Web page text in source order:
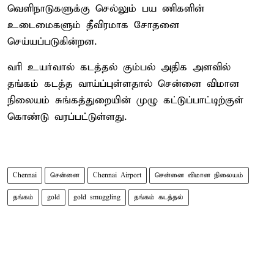
வெளிநாடுகளுக்கு செல்லும் பய ணிகளின்
உடைமைகளும் தீவிரமாக சோதனை
செய்யப்படுகின்றன.
வரி உயர்வால் கடத்தல் கும்பல் அதிக அளவில்
தங்கம் கடத்த வாய்ப்புள்ளதால் சென்னை விமான
நிலையம் சுங்கத்துறையின் முழு கட்டுப்பாட்டிற்குள்
கொண்டு வரப்பட்டுள்ளது.
Chennai சென்னை Chennai Airport சென்னை விமான நிலையம்
தங்கம் gold gold smuggling தங்கம் கடத்தல்